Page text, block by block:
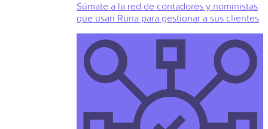
Súmate a la red de contadores y noministas
que usan Runa para gestionar a sus clientes